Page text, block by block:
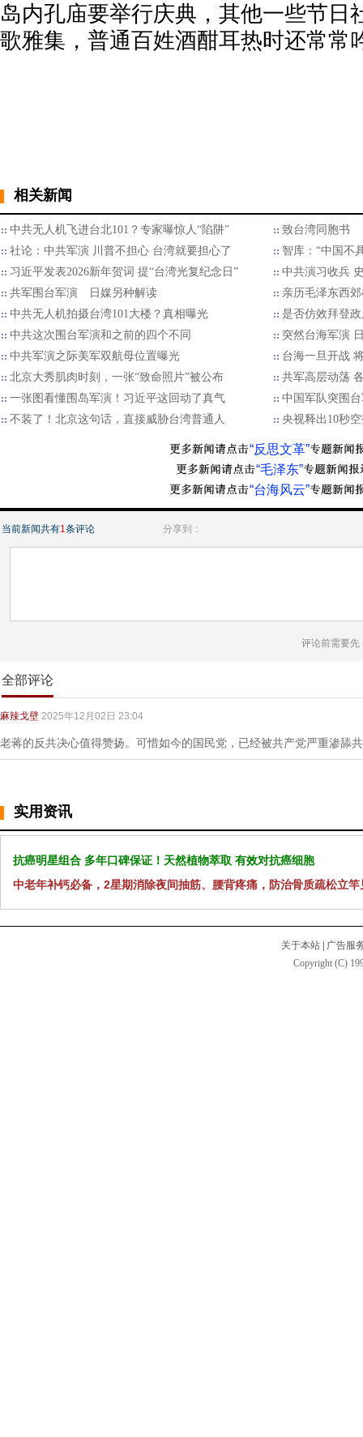
岛内孔庙要举行庆典，其他一些节日
歌雅集，普通百姓酒酣耳热时还常常
相关新闻
中共无人机飞进台北101？专家曝惊人“陷阱”
致台湾同胞书
社论：中共军演 川普不担心 台湾就要担心了
智库：“中国不
习近平发表2026新年贺词 提“台湾光复纪念日”
中共演习收兵
共军围台军演 日媒另种解读
亲历毛泽东西
中共无人机拍摄台湾101大楼？真相曝光
是否仿效拜登
中共这次围台军演和之前的四个不同
突然台海军演
中共军演之际美军双航母位置曝光
台海一旦开战
北京大秀肌肉时刻，一张“致命照片”被公布
共军高层动荡
一张图看懂围岛军演！习近平这回动了真气
中国军队突围
不装了！北京这句话，直接威胁台湾普通人
央视释出10秒
“反思文革”
“毛泽东”
“台海风云”
当前新闻共有1条评论 分享到：
评论前需要先
全部评论
麻辣戈壁 2025年12月02日 23:04
老蒋的反共决心值得赞扬。可惜如今的国民党，已经被共产党严重渗舔
实用资讯
抗癌明星组合 多年口碑保证！天然植物萃取 有效对抗癌细胞
中老年补钙必备，2星期消除夜间抽筋、腰背疼痛，防治骨质疏松立竿
关于本站
广告服
Copyright (C)